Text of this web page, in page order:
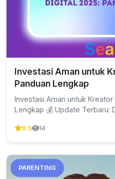
Investasi Aman untuk
Panduan Lengkap
Investasi Aman untuk Kreator
Lengkap 💰 Update Terbaru:
9.5 14
PARENTING